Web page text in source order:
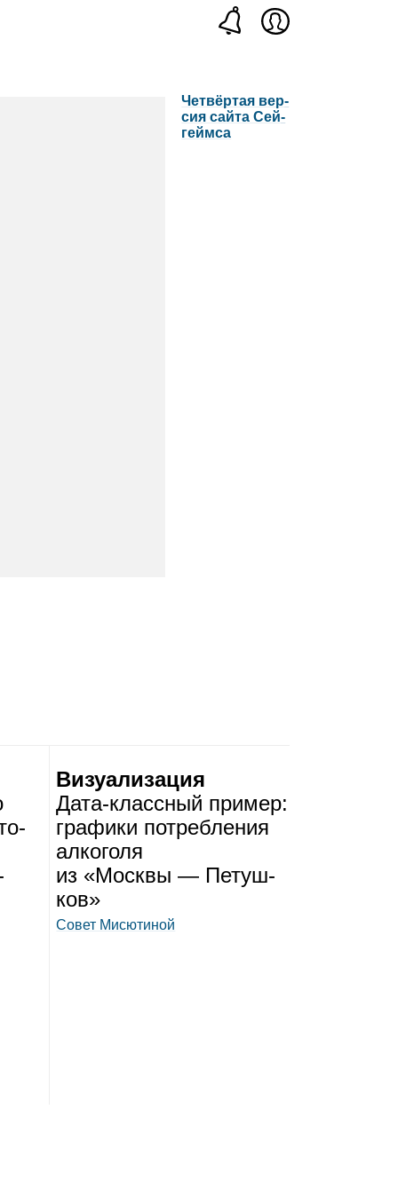
Чет­вёр­тая вер­
сия сайта Сей­
геймса
Визуализация
Дата‑класс­ный при­мер:
гра­фики потреб­ле­ния
алко­голя
из «Москвы — Петуш­
ков»
Совет Мисютиной